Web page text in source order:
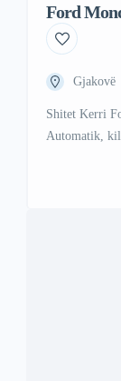
Gjakovë
Shitet Kerri
Automatik,
foto per ma